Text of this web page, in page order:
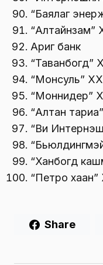
“Баялаг
“Алтайнзам”
Ариг банк
“Таванбогд”
“Монсуль”
“Моннидер”
“Алтан
“Ви
“Ханбогд
“Петро хаан”
Share